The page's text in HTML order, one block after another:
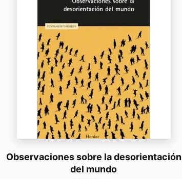
Observaciones sobre la desorientación
del mundo